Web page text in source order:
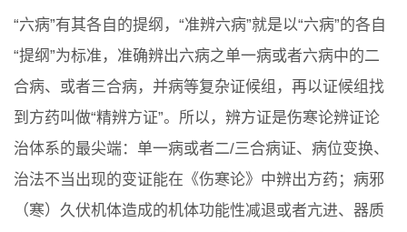
“六病”有其各自的提纲，“准辨六病”就是以“六病”的各自
“提纲”为标准，准确辨出六病之单一病或者六病中的二
合病、或者三合病，并病等复杂证候组，再以证候组找
到方药叫做“精辨方证”。所以，辨方证是伤寒论辨证论
治体系的最尖端：单一病或者二/三合病证、病位变换、
治法不当出现的变证能在《伤寒论》中辨出方药；病邪
（寒）久伏机体造成的机体功能性减退或者亢进、器质